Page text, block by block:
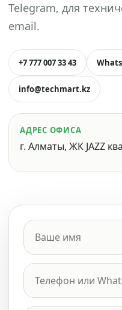
Telegram, для
email.
+7 777 007 33 43
info@techmart.kz
АДРЕС ОФИСА
г. Алматы, ЖК JAZZ